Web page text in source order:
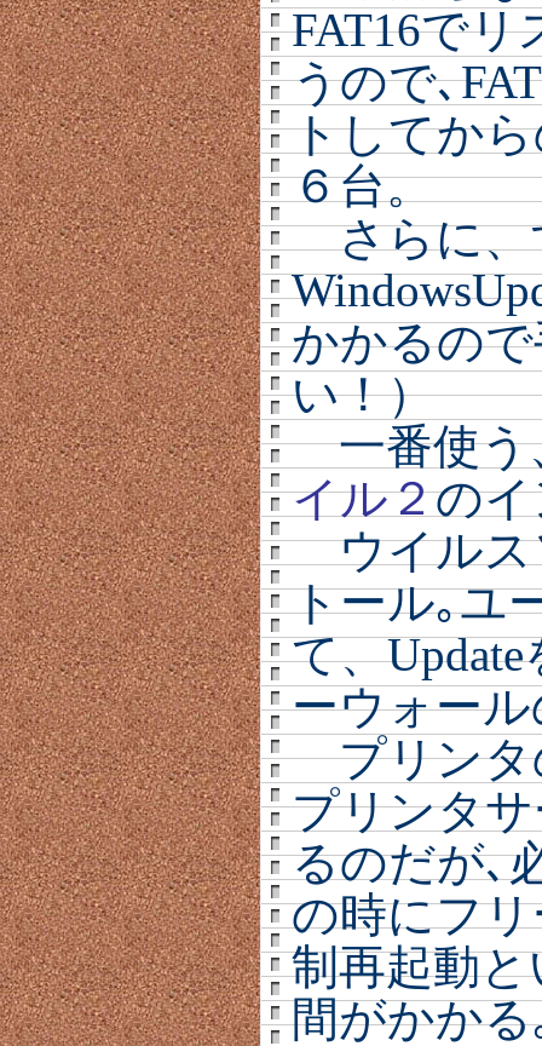
FAT16で
うので､
トしてか
６台。
さらに、
かかるの
い！）
一番使う
イル２の
ウイルス
トール｡ユ
て、
ーウォー
プリンタ
プリンタ
るのだが､
の時にフ
制再起動
間がかかる